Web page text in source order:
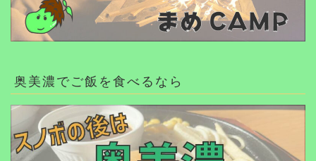
奥美濃でご飯を食べるなら